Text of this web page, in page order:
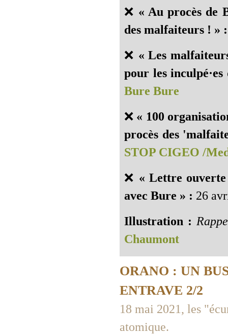
❌ « Au procès de
des malfaiteurs ! » :
❌ « Les
pour les
Bure Bure
❌ « 100
procès des
STOP CIGEO /
❌ « Lettre
avec Bure » : 26
Illustration :
Chaumont
ORANO : UN
ENTRAVE 2/2
18 mai 2021, les
atomique.